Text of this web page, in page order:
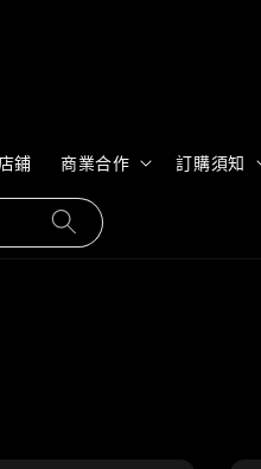
鋪 商業合作 訂購須知